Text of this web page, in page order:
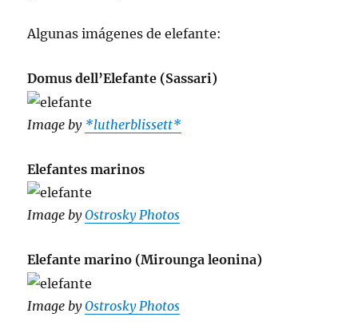
Algunas imágenes de elefante:
Domus dell’Elefante (Sassari)
Image by *lutherblissett*
Elefantes marinos
Image byOstrosky Photos
Elefante marino (Mirounga leonina)
Image byOstrosky Photos